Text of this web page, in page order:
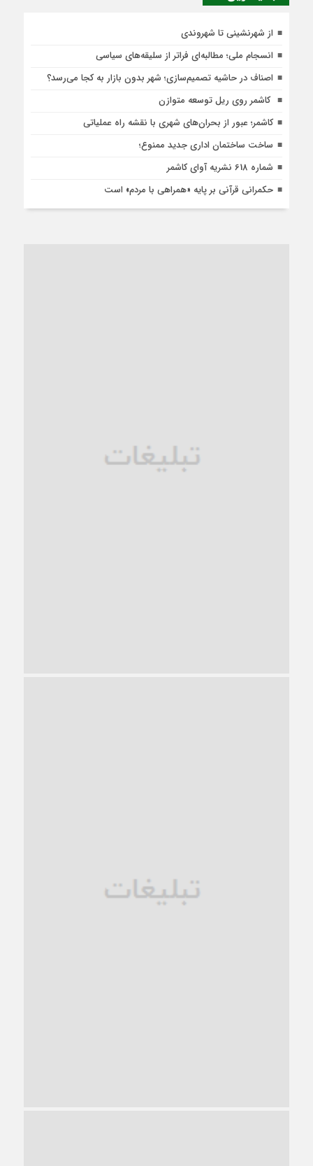
از شهرنشینی تا شهروندی
انسجام ملی؛ مطالبه‌ای فراتر از سلیقه‌های سیاسی
اصناف در حاشیه تصمیم‌سازی؛ شهر بدون بازار به کجا می‌رسد؟
کاشمر روی ریل توسعه متوازن
کاشمر؛ عبور از بحران‌های شهری با نقشه راه عملیاتی
ساخت ساختمان اداری جدید ممنوع؛
شماره 618 نشریه آوای کاشمر
حکمرانی قرآنی بر پایه «همراهی با مردم» است